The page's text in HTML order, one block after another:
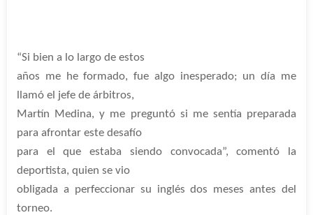
“Si bien a lo largo de estos
años me he formado, fue algo inesperado; un día me
llamó el jefe de árbitros,
Martín Medina, y me preguntó si me sentía preparada
para afrontar este desafío
para el que estaba siendo convocada”, comentó la
deportista, quien se vio
obligada a perfeccionar su inglés dos meses antes del
torneo.